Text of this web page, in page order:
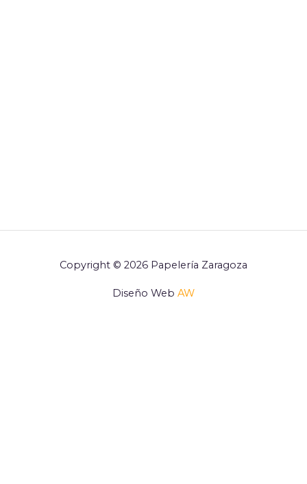
Copyright © 2026 Papelería Zaragoza
Diseño Web AW